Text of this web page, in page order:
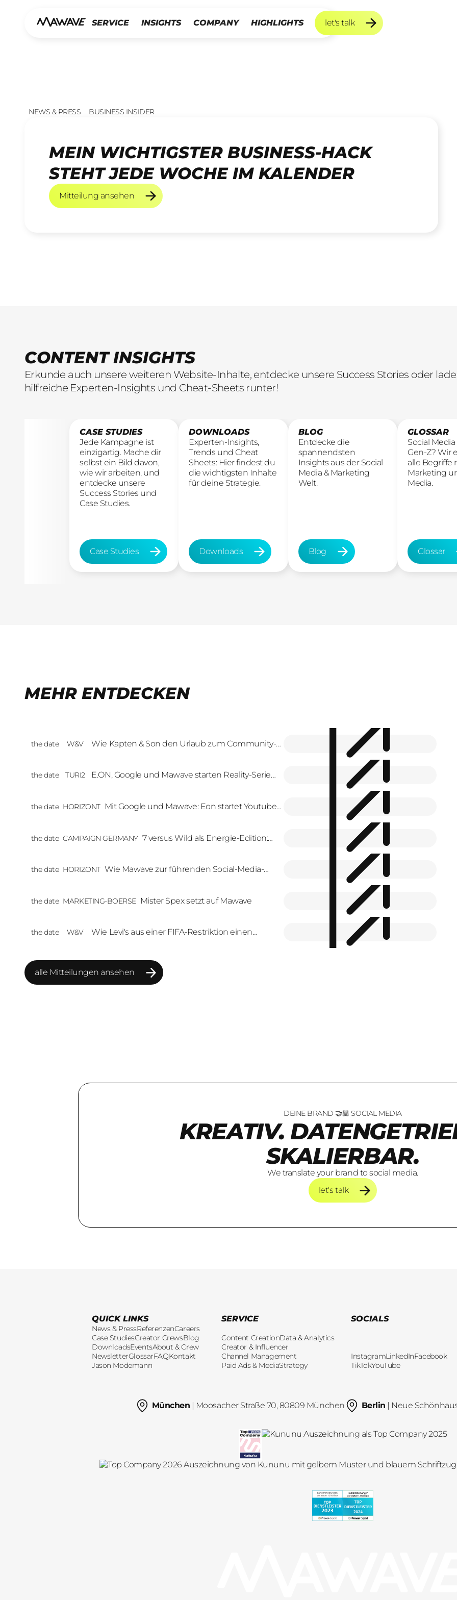
SERVICE INSIGHTS COMPANY HIGHLIGHTS
let's talk
let's talk
NEWS & PRESS BUSINESS INSIDER
MEIN WICHTIGSTER BUSINESS-HACK
STEHT JEDE WOCHE IM KALENDER
Mitteilung ansehen
Mitteilung ansehen
CONTENT INSIGHTS
Erkunde auch unsere weiteren Website-Inhalte, entdecke unsere Success Stories oder
hilfreiche Experten-Insights und Cheat-Sheets runter!
CASE STUDIES
Jede Kampagne ist
einzigartig. Mache dir
selbst ein Bild davon,
wie wir arbeiten, und
entdecke unsere
Success Stories und
Case Studies.
Case Studies
Case Studies
DOWNLOADS
Experten-Insights,
Trends und Cheat
Sheets: Hier findest du
die wichtigsten Inhalte
für deine Strategie.
Downloads
Downloads
BLOG
Entdecke die
spannendsten
Insights aus der Social
Media & Marketing
Welt.
Blog
Blog
GLOSSAR
Social
Gen-Z? Wir
alle Begriffe
Marketing
Media.
Glossar
Glossar
MEHR ENTDECKEN
the date W&V
Wie Kapten & Son den Urlaub zum Community-
the date TURI2
E.ON, Google und Mawave starten Reality-Serie
the date HORIZONT Mit Google und Mawave: Eon startet Youtube-
the date CAMPAIGN GERMANY 7 versus Wild als Energie-Edition:
the date HORIZONT Wie Mawave zur führenden Social-Media-
the date MARKETING-BOERSE Mister Spex setzt auf Mawave
the date W&V
Wie Levi's aus einer FIFA-Restriktion einen
alle Mitteilungen ansehen
alle Mitteilungen ansehen
DEINE BRAND 🤝🏼 SOCIAL MEDIA
KREATIV.
SKALIERBAR.
We translate your brand to social media.
let's talk
let's talk
QUICK LINKS
News & PressReferenzenCareers
Case StudiesCreator CrewsBlog
DownloadsEventsAbout & Crew
NewsletterGlossarFAQKontakt
Jason Modemann
SERVICE
Content CreationData & Analytics
Creator & Influencer
Channel Management
Paid Ads & MediaStrategy
SOCIALS
InstagramLinkedInFacebook
TikTokYouTube
München | Moosacher Straße 70, 80809 München Berlin | Neue